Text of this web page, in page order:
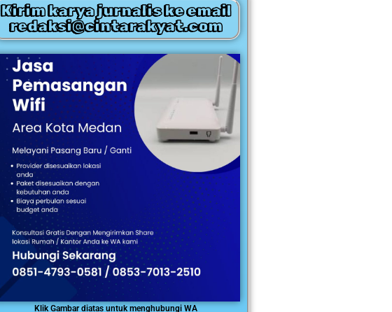
Kirim karya jurnalis ke email
redaksi@cintarakyat.com
Klik Gambar diatas untuk menghubungi WA